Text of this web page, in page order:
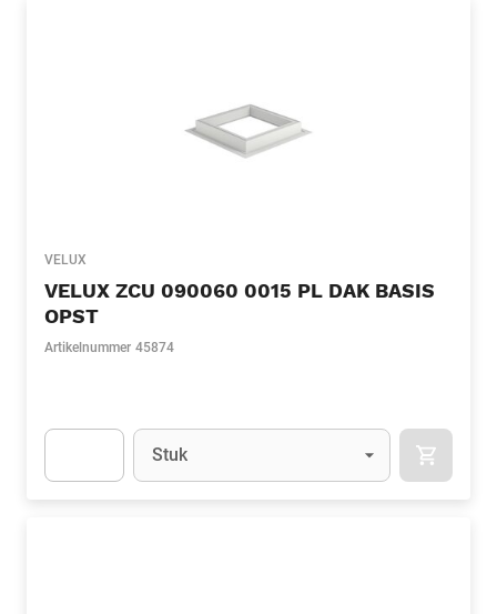
VELUX
VELUX ZCU 090060 0015 PL DAK BASIS
OPST
Artikelnummer 45874
Eenheid
Stuk